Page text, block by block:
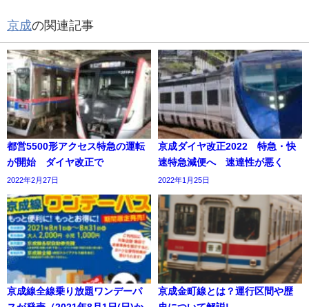
京成の関連記事
都営5500形アクセス特急の運転
が開始 ダイヤ改正で
2022年2月27日
京成ダイヤ改正2022 特急・快
速特急減便へ 速達性が悪く
2022年1月25日
京成線全線乗り放題ワンデーパ
京成金町線とは？運行区間や歴